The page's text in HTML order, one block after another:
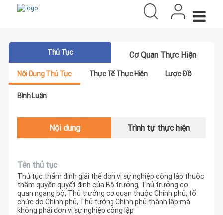
Thủ Tục Cơ Quan Thực Hiện
Nội Dung Thủ Tục Thực Tế Thực Hiện Lược Đồ
Bình Luận
Nội dung Trình tự thực hiện
Tên thủ tục
Thủ tục thẩm định giải thể đơn vị sự nghiệp công lập thuộc
thẩm quyền quyết định của Bộ trưởng, Thủ trưởng cơ
quan ngang bộ, Thủ trưởng cơ quan thuộc Chính phủ, tổ
chức do Chính phủ, Thủ tướng Chính phủ thành lập mà
không phải đơn vị sự nghiệp công lập